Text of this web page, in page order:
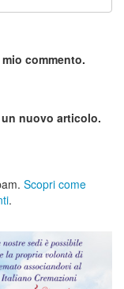
commento.
nuovo articolo.
Scopri come
.